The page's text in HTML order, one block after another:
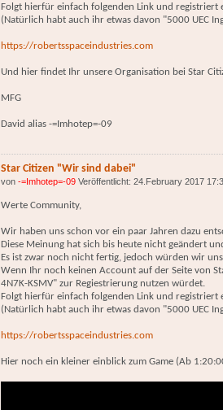
Folgt hierfür einfach folgenden Link und registriert
(Natürlich habt auch ihr etwas davon "5000 UEC
https://robertsspaceindustries.com
Und hier findet Ihr unsere Organisation bei Star
MFG
David alias -=Imhotep=-09
Star Citizen "Wir sind dabei"
von-=Imhotep=-09 Veröffentlicht: 24.February 2017
Werte Community,
Wir haben uns schon vor ein paar Jahren dazu
Diese Meinung hat sich bis heute nicht geändert
Es ist zwar noch nicht fertig, jedoch würden wir
Wenn Ihr noch keinen Account auf der Seite von
4N7K-KSMV" zur Regiestrierung nutzen würdet.
Folgt hierfür einfach folgenden Link und registriert
(Natürlich habt auch ihr etwas davon "5000 UEC
https://robertsspaceindustries.com
Hier noch ein kleiner einblick zum Game (Ab